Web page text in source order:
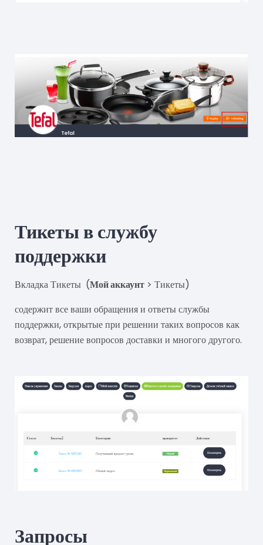
Тикеты в службу
поддержки
Вкладка Тикеты (Мой аккаунт > Тикеты)
содержит все ваши обращения и ответы службы
поддержки, открытые при решении таких вопросов как
возврат, решение вопросов доставки и многого другого.
Запросы